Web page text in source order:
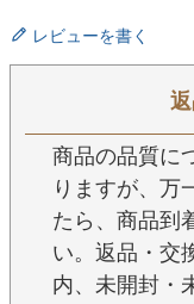
レビューを書く
商品の品質に
りますが、万
たら、商品到
い。返品・交
内、未開封・